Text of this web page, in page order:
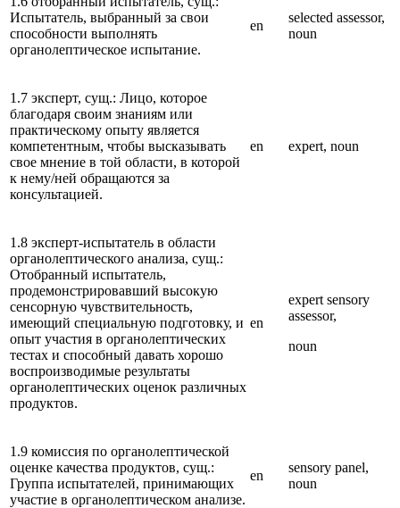
Испытатель, выбранный за свои
способности выполнять
органолептическое испытание.
en
selected assessor,
noun
1.7 эксперт, сущ.: Лицо, которое
благодаря своим знаниям или
практическому опыту является
компетентным, чтобы высказывать
свое мнение в той области, в которой
к нему/ней обращаются за
консультацией.
en expert, noun
1.8 эксперт-испытатель в области
органолептического анализа, сущ.:
Отобранный испытатель,
продемонстрировавший высокую
сенсорную чувствительность,
имеющий специальную подготовку, и
опыт участия в органолептических
тестах и способный давать хорошо
воспроизводимые результаты
органолептических оценок различных
продуктов.
en
expert sensory
assessor,
noun
1.9 комиссия по органолептической
оценке качества продуктов, сущ.:
Группа испытателей, принимающих
участие в органолептическом анализе.
en
sensory panel,
noun